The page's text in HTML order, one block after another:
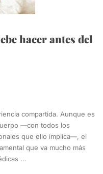
hacer antes del
compartida. Aunque es
—con todos los
que ello implica—, el
que va mucho más
…